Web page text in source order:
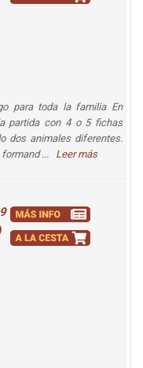
para toda la familia En
partida con 4 o 5 fichas
dos animales diferentes.
... Leer más